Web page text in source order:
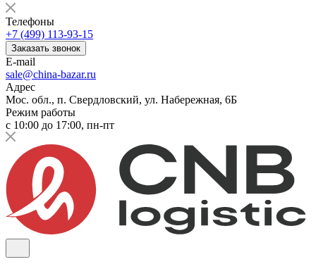
Телефоны
+7 (499) 113-93-15
Заказать звонок
E-mail
sale@china-bazar.ru
Адрес
Мос. обл., п. Свердловский, ул. Набережная, 6Б
Режим работы
c 10:00 до 17:00, пн-пт